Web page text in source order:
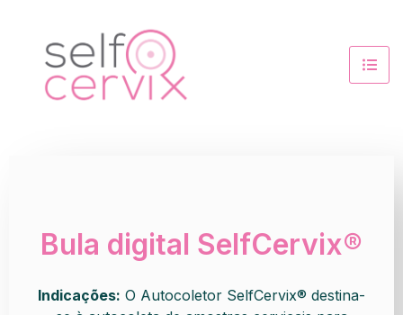
Bula digital SelfCervix®
Indicações: O Autocoletor SelfCervix® destina-